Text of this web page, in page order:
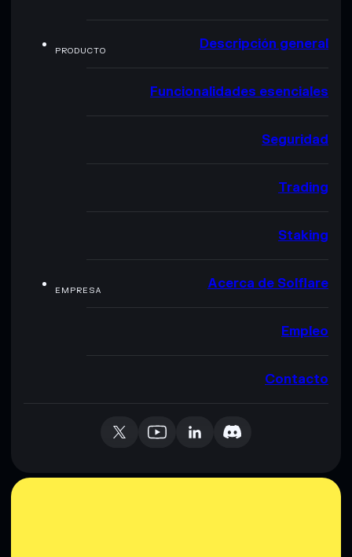
PRODUCTO Descripción general
Funcionalidades esenciales
Seguridad
Trading
Staking
EMPRESA Acerca de Solflare
Empleo
Contacto